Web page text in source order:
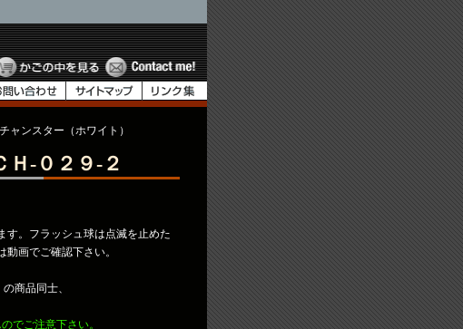
ャンスター（ホワイト）
-０２９-２
す。フラッシュ球は点滅を止めた
画でご確認下さい。
商品同士、
でご注意下さい。